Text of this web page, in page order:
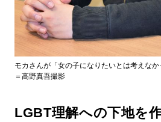
モカさんが「女の子になりたいとは考えな
＝高野真吾撮影
LGBT理解への下地を